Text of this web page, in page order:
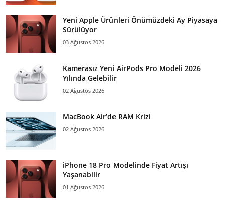
Yeni Apple Ürünleri Önümüzdeki Ay Piyasaya
Sürülüyor
03 Ağustos 2026
Kamerasız Yeni AirPods Pro Modeli 2026
Yılında Gelebilir
02 Ağustos 2026
MacBook Air’de RAM Krizi
02 Ağustos 2026
iPhone 18 Pro Modelinde Fiyat Artışı
Yaşanabilir
01 Ağustos 2026